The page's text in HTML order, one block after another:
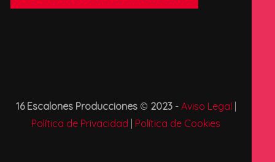
16 Escalones Producciones© 2023- Aviso Legal |
Política de Privacidad | Política de Cookies